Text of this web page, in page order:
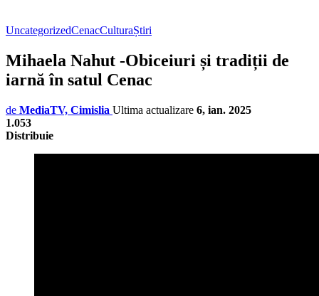
UncategorizedCenacCulturaȘtiri
Mihaela Nahut -Obiceiuri și tradiții de
iarnă în satul Cenac
de MediaTV, Cimislia Ultima actualizare 6, ian. 2025
1.053
Distribuie